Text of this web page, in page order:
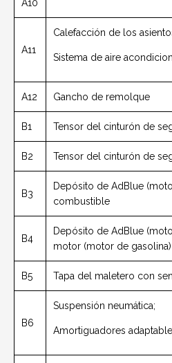
A10
A11
Calefacción de los
Sistema de aire
A12 Gancho de remolque
B1 Tensor del cinturón de
B2 Tensor del cinturón de
B3
Depósito de AdBlue
combustible
B4
Depósito de AdBlue
motor (motor de gasolina)
B5 Tapa del maletero con
B6
Suspensión neumática;
Amortiguadores